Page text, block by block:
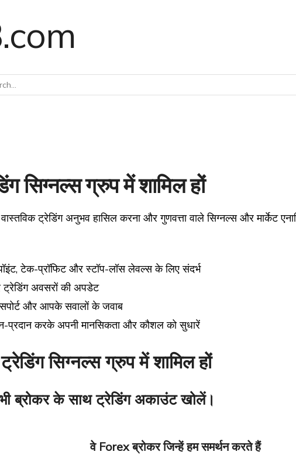
सिग्नल्स ग्रुप में शामिल हों
ट्रेडिंग अनुभव हासिल करना और गुणवत्ता वाले सिग्नल्स और मार्केट
टेक-प्रॉफिट और स्टॉप-लॉस लेवल्स के लिए संदर्भ
अवसरों की अपडेट
और आपके सवालों के जवाब
प्रदान करके अपनी मानसिकता और कौशल को सुधारें
सिग्नल्स ग्रुप में शामिल हों
ब्रोकर के साथ ट्रेडिंग अकाउंट खोलें।
वे Forex ब्रोकर जिन्हें हम समर्थन करते हैं